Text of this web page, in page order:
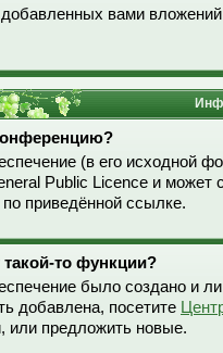
вами
(в его исходной
Public Licence и
приведённой ссылке.
то функции?
было создано и
добавлена, посетите
или предложить новые.